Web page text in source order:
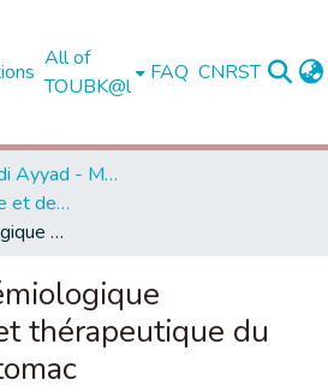
All of
TOUBK@l
FAQ CNRST
Université Cadi Ayyad - Marrakech
Faculté de Médecine et de Pharmacie - Marrakech
Le profil épidémiologique diagnostique et thérapeutique du cancer de l’estomac
thérapeutique du